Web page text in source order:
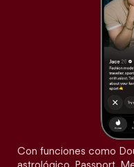
Con funciones como